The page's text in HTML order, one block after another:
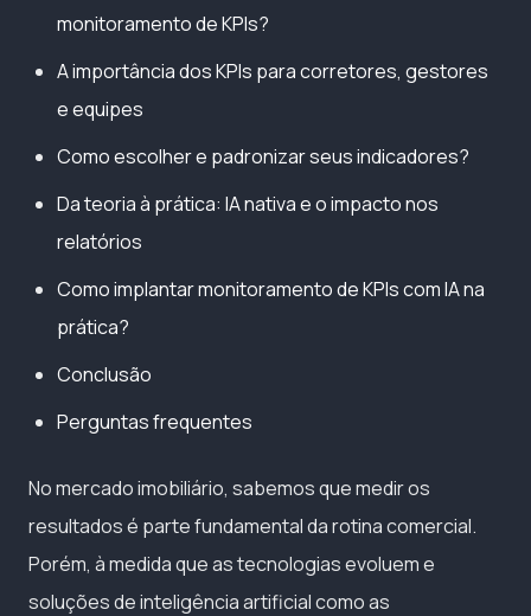
monitoramento de KPIs?
A importância dos KPIs para corretores, gestores
e equipes
Como escolher e padronizar seus indicadores?
Da teoria à prática: IA nativa e o impacto nos
relatórios
Como implantar monitoramento de KPIs com IA na
prática?
Conclusão
Perguntas frequentes
No mercado imobiliário, sabemos que medir os
resultados é parte fundamental da rotina comercial.
Porém, à medida que as tecnologias evoluem e
soluções de inteligência artificial como as